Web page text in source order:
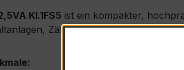
Kl.1FS5 ist ein kompakter,
Zählerfeldern und